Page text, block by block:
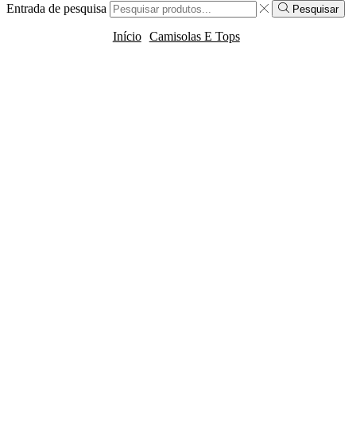
Entrada de pesquisa
Pesquisar
Início Camisolas E Tops